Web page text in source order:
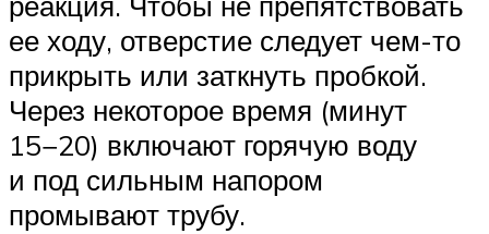
ее ходу, отверстие следует чем-то
прикрыть или заткнуть пробкой.
Через некоторое время (минут
15−20) включают горячую воду
и под сильным напором
промывают трубу.